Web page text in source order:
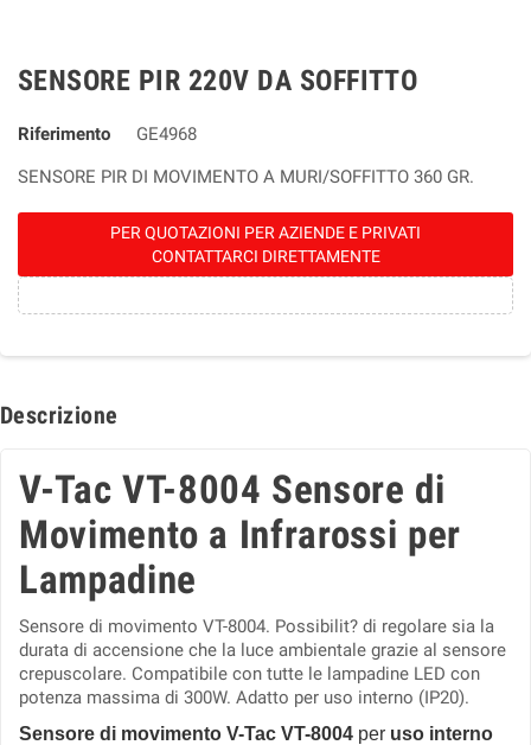
SENSORE PIR 220V DA SOFFITTO
Riferimento
GE4968
SENSORE PIR DI MOVIMENTO A MURI/SOFFITTO 360 GR.
PER QUOTAZIONI PER AZIENDE E PRIVATI
CONTATTARCI DIRETTAMENTE
Descrizione
V-Tac VT-8004 Sensore di
Movimento a Infrarossi per
Lampadine
Sensore di movimento VT-8004. Possibilit? di regolare sia la
durata di accensione che la luce ambientale grazie al sensore
crepuscolare. Compatibile con tutte le lampadine LED con
potenza massima di 300W. Adatto per uso interno (IP20).
Sensore di movimento V-Tac VT-8004 per uso interno